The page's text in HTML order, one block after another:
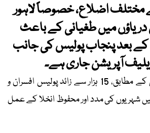
مختلف اضلاع، خصوصاً لاہور
دریاؤں میں طغیانی کے باعث
کے بعد پنجاب پولیس کی جانب
آپریشن جاری ہے۔
ترجمان پنجاب پولیس کے مطابق، 15 ہزار سے زائد پولیس افسران و
میں شہریوں کی مدد اور محفوظ انخلا کے عمل